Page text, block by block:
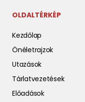
OLDALTÉRKÉP
Kezdőlap
Önéletrajzok
Utazások
Tárlatvezetések
Előadások